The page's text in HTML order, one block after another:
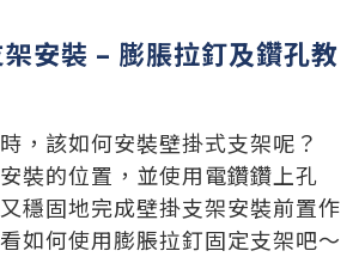
安裝 – 膨脹拉釘及鑽孔教
，該如何安裝壁掛式支架呢？
裝的位置，並使用電鑽鑽上孔
穩固地完成壁掛支架安裝前置作
如何使用膨脹拉釘固定支架吧～